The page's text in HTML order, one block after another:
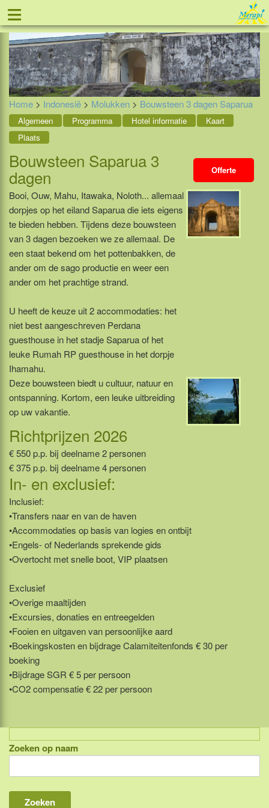
≡ Tel: 088 - 81 11 999
Home > Indonesië > Molukken > Bouwsteen 3 dagen Saparua
Algemeen Programma Hotel informatie
Kaart
Plaats
Offerte
Bouwsteen Saparua 3
dagen
Booi, Ouw, Mahu, Itawaka, Noloth... allemaal
dorpjes op het eiland Saparua die iets eigens
te bieden hebben. Tijdens deze bouwsteen
van 3 dagen bezoeken we ze allemaal. De
een staat bekend om het pottenbakken, de
ander om de sago productie en weer een
ander om het prachtige strand.
U heeft de keuze uit 2 accommodaties: het
niet best aangeschreven Perdana
guesthouse in het stadje Saparua of het
leuke Rumah RP guesthouse in het dorpje
Ihamahu.
Deze bouwsteen biedt u cultuur, natuur en
ontspanning. Kortom, een leuke uitbreiding
op uw vakantie.
Richtprijzen 2026
€ 550 p.p. bij deelname 2 personen
€ 375 p.p. bij deelname 4 personen
In- en exclusief:
Inclusief:
•Transfers naar en van de haven
•Accommodaties op basis van logies en ontbijt
•Engels- of Nederlands sprekende gids
•Overtocht met snelle boot, VIP plaatsen
Exclusief
•Overige maaltijden
•Excursies, donaties en entreegelden
•Fooien en uitgaven van persoonlijke aard
•Boekingskosten en bijdrage Calamiteitenfonds € 30 per
boeking
•Bijdrage SGR € 5 per persoon
•CO2 compensatie € 22 per persoon
Indonesië, eilandcombinaties
Bali
Lombok
Zoeken op naam